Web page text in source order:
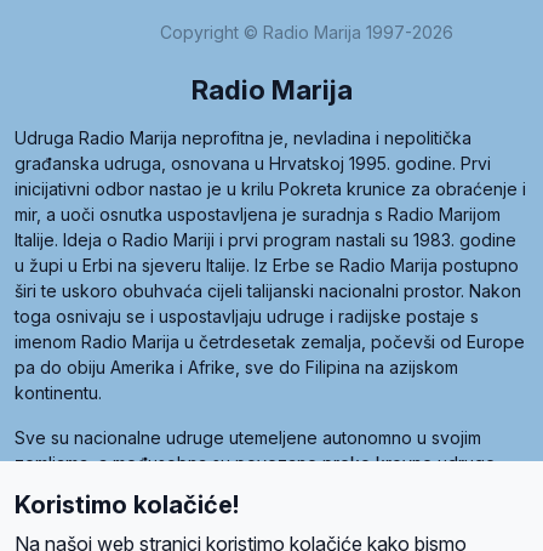
Copyright © Radio Marija 1997-2026
Radio Marija
Udruga Radio Marija neprofitna je, nevladina i nepolitička
građanska udruga, osnovana u Hrvatskoj 1995. godine. Prvi
inicijativni odbor nastao je u krilu Pokreta krunice za obraćenje i
mir, a uoči osnutka uspostavljena je suradnja s Radio Marijom
Italije. Ideja o Radio Mariji i prvi program nastali su 1983. godine
u župi u Erbi na sjeveru Italije. Iz Erbe se Radio Marija postupno
širi te uskoro obuhvaća cijeli talijanski nacionalni prostor. Nakon
toga osnivaju se i uspostavljaju udruge i radijske postaje s
imenom Radio Marija u četrdesetak zemalja, počevši od Europe
pa do obiju Amerika i Afrike, sve do Filipina na azijskom
kontinentu.
Sve su nacionalne udruge utemeljene autonomno u svojim
zemljama, a međusobna su povezane preko krovne udruge
Radio Maria). Svjetsku obitelj utemeljilo je sedam članica, među
kojima je i hrvatska Udruga Radio Marija.
Koristimo kolačiće!
Na našoj web stranici koristimo kolačiće kako bismo